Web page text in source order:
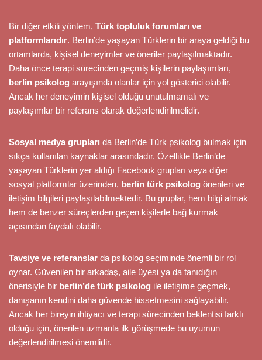
Bir diğer etkili yöntem, Türk topluluk forumları ve
platformlarıdır. Berlin’de yaşayan Türklerin bir araya geldiği bu
ortamlarda, kişisel deneyimler ve öneriler paylaşılmaktadır.
Daha önce terapi sürecinden geçmiş kişilerin paylaşımları,
berlin psikolog arayışında olanlar için yol gösterici olabilir.
Ancak her deneyimin kişisel olduğu unutulmamalı ve
paylaşımlar bir referans olarak değerlendirilmelidir.
Sosyal medya grupları da Berlin’de Türk psikolog bulmak için
sıkça kullanılan kaynaklar arasındadır. Özellikle Berlin’de
yaşayan Türklerin yer aldığı Facebook grupları veya diğer
sosyal platformlar üzerinden, berlin türk psikolog önerileri ve
iletişim bilgileri paylaşılabilmektedir. Bu gruplar, hem bilgi almak
hem de benzer süreçlerden geçen kişilerle bağ kurmak
açısından faydalı olabilir.
Tavsiye ve referanslar da psikolog seçiminde önemli bir rol
oynar. Güvenilen bir arkadaş, aile üyesi ya da tanıdığın
önerisiyle bir berlin’de türk psikolog ile iletişime geçmek,
danışanın kendini daha güvende hissetmesini sağlayabilir.
Ancak her bireyin ihtiyacı ve terapi sürecinden beklentisi farklı
olduğu için, önerilen uzmanla ilk görüşmede bu uyumun
değerlendirilmesi önemlidir.